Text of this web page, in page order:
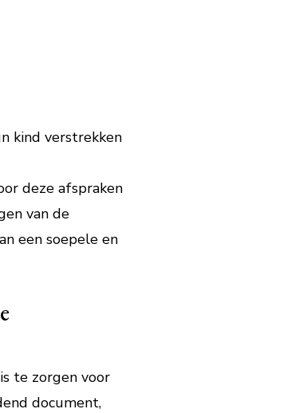
kind verstrekken
deze afspraken
van de
een soepele en
te zorgen voor
document,